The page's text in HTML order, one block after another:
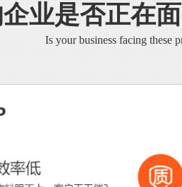
业是否正在
Is your business facing these